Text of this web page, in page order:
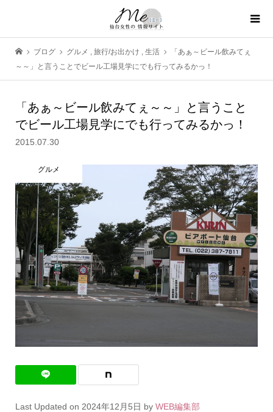
ブログ グルメ , 旅行/お出かけ , 生活
「あぁ～ビール飲みてぇ
～～」と言うことでビール工場見学にでも行ってみるかっ！
「あぁ～ビール飲みてぇ～～」と言うこと
でビール工場見学にでも行ってみるかっ！
2015.07.30
グルメ
Last Updated on 2024年12月5日 by WEB編集部